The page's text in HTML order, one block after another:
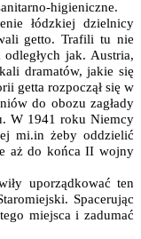
higieniczne.
łódzkiej dzielnicy
getto. Trafili tu nie
jak. Austria,
dramatów, jakie się
getta rozpoczął się w
do obozu zagłady
W 1941 roku Niemcy
mi.in żeby oddzielić
aż do końca II wojny
uporządkować ten
Spacerując
miejsca i zadumać